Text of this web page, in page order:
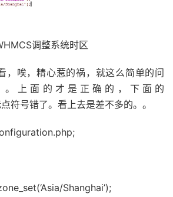
调整系统时区
，唉，精心惹的祸，就这么简单的问
。上面的才是正确的，下面的
符号错了。看上去是差不多的。。
Shanghai’);